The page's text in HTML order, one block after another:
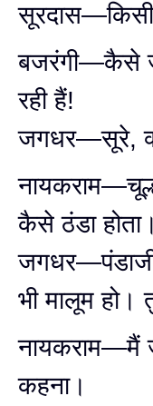
बजरंगी—कैसे
रही हैं!
जगधर—सूरे,
कैसे ठंडा होता।
भी मालूम
नायकराम—मैं
कहना।